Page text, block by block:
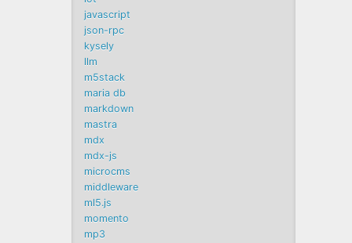
javascript
json-rpc
kysely
llm
m5stack
maria db
markdown
mastra
mdx
mdx-js
microcms
middleware
ml5.js
momento
mp3